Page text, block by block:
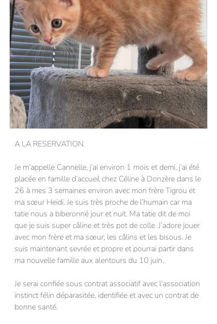
A LA RESERVATION
Je m’appelle Cannelle, j’ai environ 1 mois et demi, j’ai été
placée en famille d’accueil chez Céline à Donzère dans le
26 à mes 3 semaines environ avec mon frère Tigrou et
ma sœur Heidi. Je suis très proche de l’humain car ma
tatie nous a biberonné jour et nuit. Ma tatie dit de moi
que je suis super câline et très pot de colle. J’adore jouer
avec mon frère et ma sœur, les câlins et les bisous. Je
suis maintenant sevrée et propre et pourrai partir dans
ma nouvelle famille aux alentours du 10 juin.
Je serai confiée sous contrat associatif avec l’association
instinct félin déparasitée, identifiée et avec un contrat de
bonne santé.